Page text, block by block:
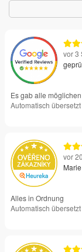
vor 3
Es gab alle
Automatisch
vor
Alles in Ordnung
Automatisch